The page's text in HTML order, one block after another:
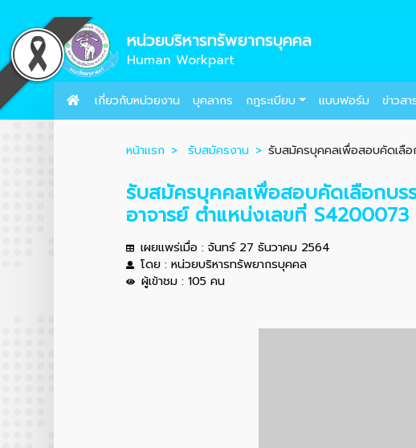
หน่วยบริหารทรัพยากรบุคคล
Human Workpart
เกี่ยวกับหน่วยงาน บุคลากร กฎระเบียบ แบบฟอร์ม ข่าวสา
หน้าแรก รับสมัครงาน รับสมัครบุคคลเพื่อสอบคัดเลือ
รับสมัครบุคคลเพื่อสอบคัดเลือกบ
อาจารย์ ตำแหน่งเลขที่ S4200073
เผยแพร่เมื่อ : จันทร์ 27 ธันวาคม 2564
โดย : หน่วยบริหารทรัพยากรบุคคล
ผู้เข้าชม : 105 คน